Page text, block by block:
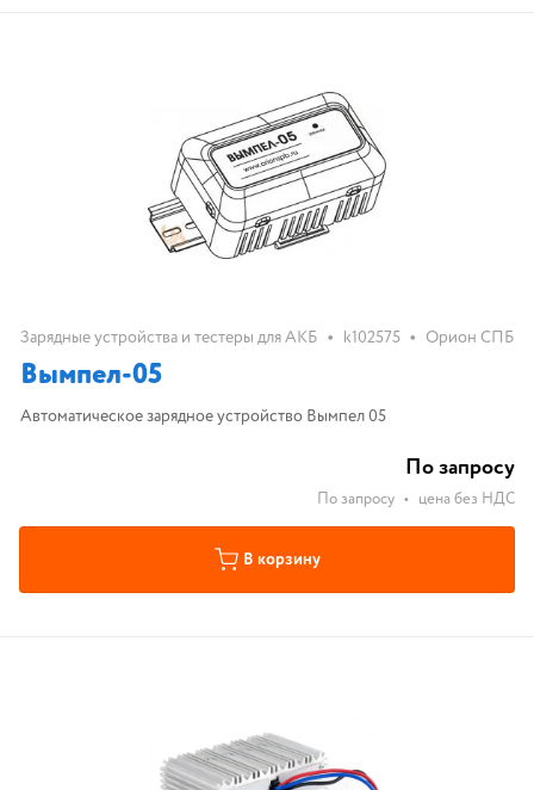
Зарядные устройства и тестеры для АКБ • k102575 • Орион СПБ
Вымпел-05
Автоматическое зарядное устройство Вымпел 05
По запросу
По запросу • цена без НДС
В корзину